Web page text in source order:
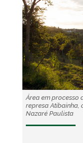
Área em processo
represa Atibainha,
Nazaré Paulista